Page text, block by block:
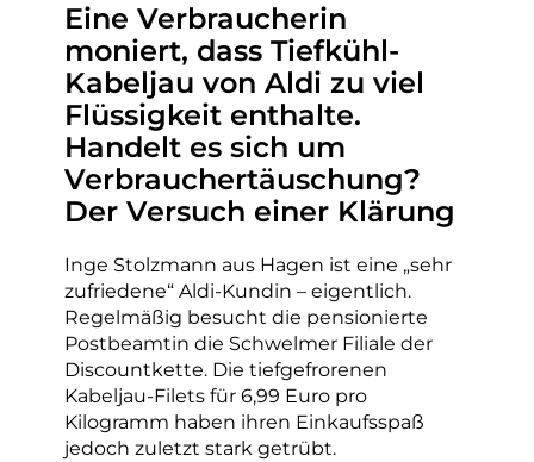
Eine Verbraucherin
moniert, dass Tiefkühl-
Kabeljau von Aldi zu viel
Flüssigkeit enthalte.
Handelt es sich um
Verbrauchertäuschung?
Der Versuch einer Klärung
Inge Stolzmann aus Hagen ist eine „sehr
zufriedene“ Aldi-Kundin – eigentlich.
Regelmäßig besucht die pensionierte
Postbeamtin die Schwelmer Filiale der
Discountkette. Die tiefgefrorenen
Kabeljau-Filets für 6,99 Euro pro
Kilogramm haben ihren Einkaufsspaß
jedoch zuletzt stark getrübt.